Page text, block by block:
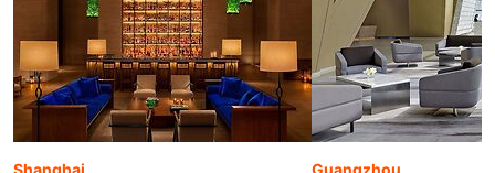
Shanghai Guangzhou